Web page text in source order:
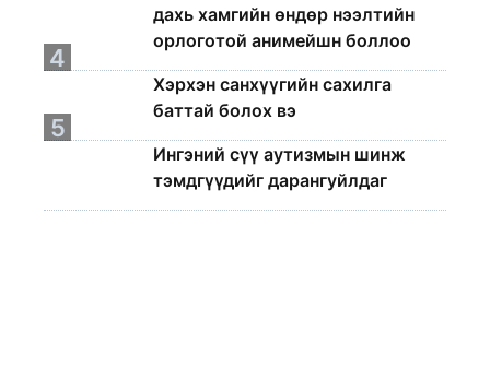
дахь хамгийн өндөр нээлтийн
орлоготой анимейшн боллоо
4
Хэрхэн санхүүгийн сахилга
баттай болох вэ
5
Ингэний сүү аутизмын шинж
тэмдгүүдийг дарангуйлдаг